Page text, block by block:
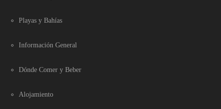
Playas y Bahías
Información General
Dónde Comer y Beber
Alojamiento